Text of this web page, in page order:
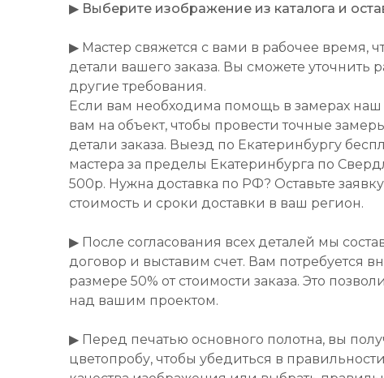
▶ Выберите изображение из каталога и
▶ Мастер свяжется с вами в рабочее время,
детали вашего заказа. Вы сможете уточнить
другие требования.
Если вам необходима помощь в замерах наш
вам на объект, чтобы провести точные
детали заказа. Выезд по Екатеринбургу
мастера за пределы Екатеринбурга по
500р. Нужна доставка по РФ? Оставьте
стоимость и сроки доставки в ваш регион.
▶ После согласования всех деталей мы
договор и выставим счет. Вам потребуется
размере 50% от стоимости заказа. Это
над вашим проектом.
▶ Перед печатью основного полотна, вы
цветопробу, чтобы убедиться в